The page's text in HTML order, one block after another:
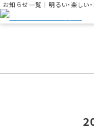
お知らせ一覧｜明るい・楽し